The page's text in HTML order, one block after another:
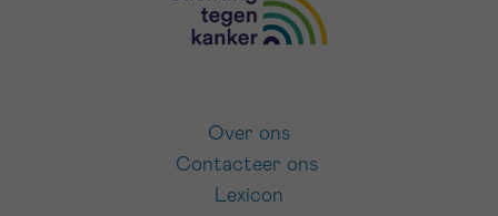
Over ons
Contacteer ons
Lexicon